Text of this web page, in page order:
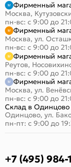
Фирменный
Москва,
пн-вс: с 9:00 до
Фирменный
Москва, ул.
пн-вс: с 9:00 до
Фирменный
Реутов,
пн-вс: с 9:00 до
Фирменный
Москва, ул.
пн-вс: с 9:00 до
Склад в Одинцово
Одинцово, ул.
пн-пт: с 9:00 до
+7 (495) 984-